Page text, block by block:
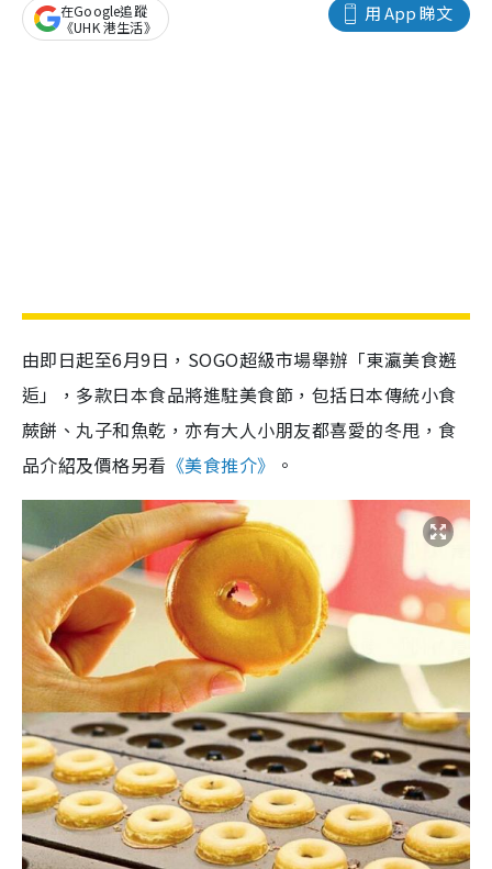
用 App 睇文
在Google追蹤
《UHK 港生活》
由即日起至6月9日，SOGO超級市場舉辦「東瀛美食邂
逅」，多款日本食品將進駐美食節，包括日本傳統小食
蕨餅、丸子和魚乾，亦有大人小朋友都喜愛的冬甩，食
品介紹及價格另看 《美食推介》 。